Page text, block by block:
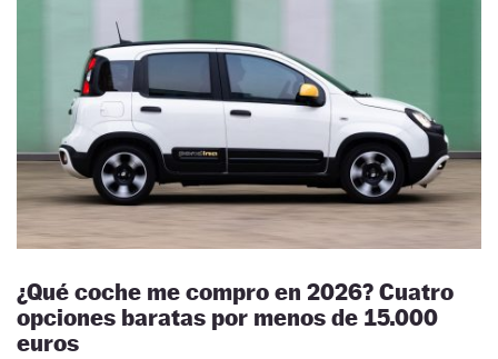
¿Qué coche me compro en 2026? Cuatro
opciones baratas por menos de 15.000
euros